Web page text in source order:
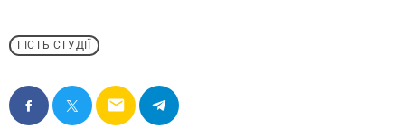
ГІСТЬ СТУДІЇ
email